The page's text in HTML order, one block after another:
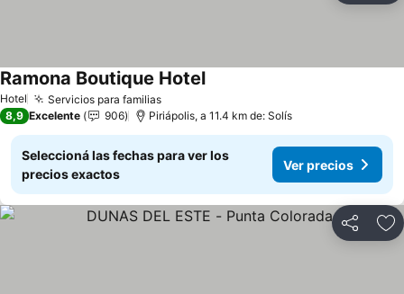
Hotel Servicios para familias
Ramona Boutique Hotel
8,9 Excelente 906 Piriápolis, a 11.4 km de: Solís
Seleccioná las fechas para ver los
precios exactos
Ver precios
Compartir